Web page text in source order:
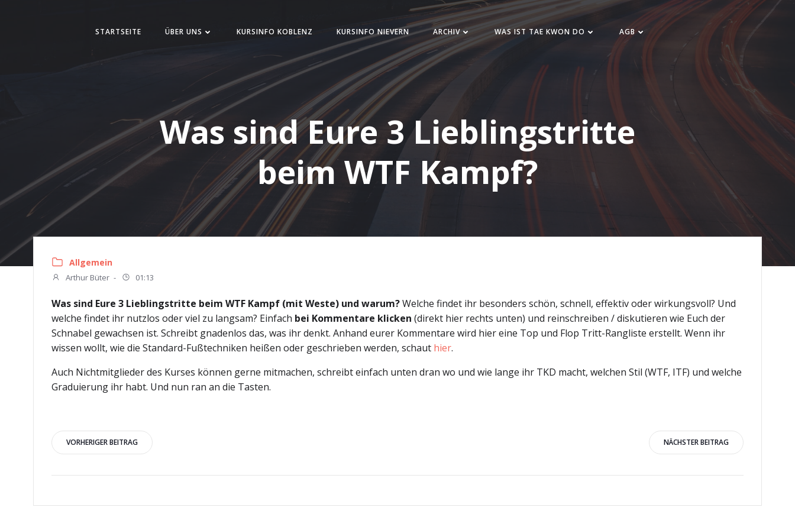
STARTSEITE ÜBER UNS KURSINFO KOBLENZ KURSINFO NIEVERN ARCHIV WAS IST TAE KWON DO AGB
Was sind Eure 3 Lieblingstritte
beim WTF Kampf?
Allgemein
Arthur Büter - 01:13
Was sind Eure 3 Lieblingstritte beim WTF Kampf (mit Weste) und warum?Welche findet ihr besonders schön, schnell, effektiv oder wirkungsvoll? Und
welche findet ihr nutzlos oder viel zu langsam? Einfach bei Kommentare klicken (direkt hier rechts unten) und reinschreiben / diskutieren wie Euch der
Schnabel gewachsen ist. Schreibt gnadenlos das, was ihr denkt. Anhand eurer Kommentare wird hier eine Top und Flop Tritt-Rangliste erstellt. Wenn ihr
wissen wollt, wie die Standard-Fußtechniken heißen oder geschrieben werden, schaut hier.
Auch Nichtmitglieder des Kurses können gerne mitmachen, schreibt einfach unten dran wo und wie lange ihr TKD macht, welchen Stil (WTF, ITF) und welche
Graduierung ihr habt. Und nun ran an die Tasten.
Beitragsnavigation
VORHERIGER BEITRAG NÄCHSTER BEITRAG